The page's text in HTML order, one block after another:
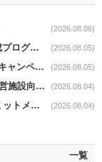
(2026.08.06)
富士薬品news｜｢ペット栄養相談の専門人材育成プログラム｣7月から開始 (2026.08.05)
ミニストップnews｜｢ラブライブ！｣とのコラボキャンペーン8/5から開催 (2026.08.05)
オイシックスnews｜｢元気ごはん with Oisix｣直営施設向けサービスを開始 (2026.08.04)
ベルクnews｜武蔵野銀行等と総額200億円のコミットメント契約 (2026.08.04)
一覧